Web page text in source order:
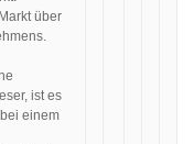
über
ist es
einem